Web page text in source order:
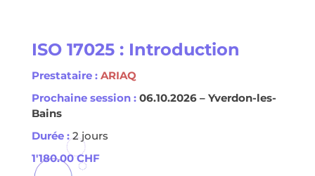
ISO 17025 : Introduction
Prestataire : ARIAQ
Prochaine session : 06.10.2026 – Yverdon-les-
Bains
Durée :2 jours
1'180.00CHF